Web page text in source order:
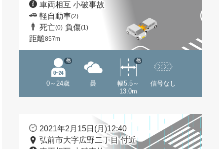
車両相互 小破事故
軽自動車(2)
死亡(0) 負傷(1)
距離857m
0～24歳
他
曇
幅5.5～
13.0m
他
信号なし
2021年2月15日(月)12:40
弘前市大字広野二丁目 付近